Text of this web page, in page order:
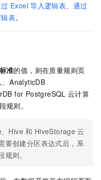
Excel 导入逻辑表、 通过
表。
准的值，则在质量规则页
AnalyticDB
for PostgreSQL 云计算
规则。
Hive 和 HiveStorage 云
要创建分区表达式后，系
则。